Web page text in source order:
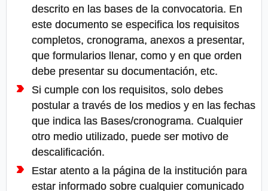
descrito en las bases de la convocatoria. En
este documento se especifica los requisitos
completos, cronograma, anexos a presentar,
que formularios llenar, como y en que orden
debe presentar su documentación, etc.
Si cumple con los requisitos, solo debes
postular a través de los medios y en las fechas
que indica las Bases/cronograma. Cualquier
otro medio utilizado, puede ser motivo de
descalificación.
Estar atento a la página de la institución para
estar informado sobre cualquier comunicado